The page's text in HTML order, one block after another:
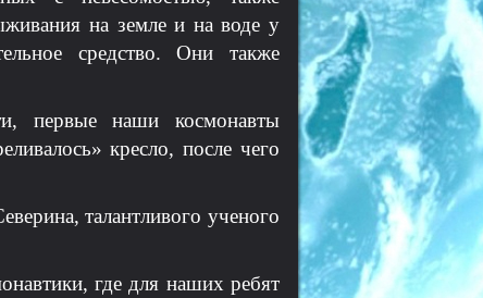
на земле и на воде у
средство. Они также
первые наши космонавты
кресло, после чего
талантливого ученого
где для наших ребят